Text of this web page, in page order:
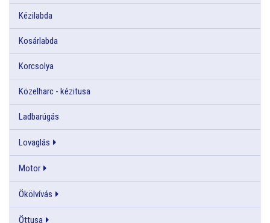
Kézilabda
Kosárlabda
Korcsolya
Közelharc - kézitusa
Ladbarúgás
Lovaglás
Motor
Ökölvívás
Öttusa